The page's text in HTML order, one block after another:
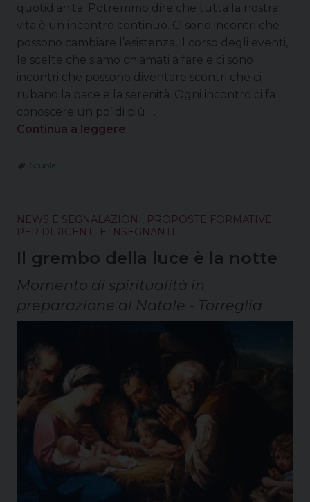
quotidianità. Potremmo dire che tutta la nostra
vita è un incontro continuo. Ci sono incontri che
possono cambiare l’esistenza, il corso degli eventi,
le scelte che siamo chiamati a fare e ci sono
incontri che possono diventare scontri che ci
rubano la pace e la serenità. Ogni incontro ci fa
conoscere un po’ di più …
Continua a leggere
Scuola
NEWS E SEGNALAZIONI
PROPOSTE FORMATIVE
PER DIRIGENTI E INSEGNANTI
Il grembo della luce è la notte
Momento di spiritualità in
preparazione al Natale - Torreglia